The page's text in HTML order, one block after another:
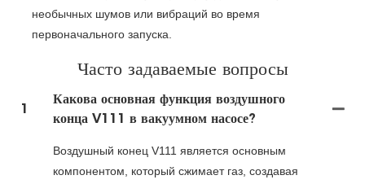
необычных шумов или вибраций во время
первоначального запуска.
Часто задаваемые вопросы
1
Какова основная функция воздушного
конца V111 в вакуумном насосе?
Воздушный конец V111 является основным
компонентом, который сжимает газ, создавая